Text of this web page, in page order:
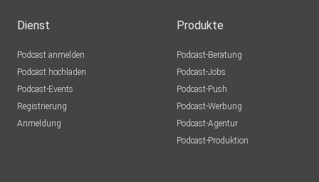
Dienst
Podcast anmelden
Podcast hochladen
Podcast-Events
Registrierung
Anmeldung
Produkte
Podcast-Beratung
Podcast-Jobs
Podcast-Push
Podcast-Werbung
Podcast-Agentur
Podcast-Produktion